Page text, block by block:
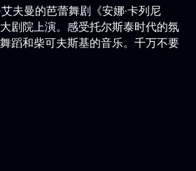
夫曼的芭蕾舞剧《安娜·卡列尼
剧院上演。感受托尔斯泰时代的氛
蹈和柴可夫斯基的音乐。千万不要